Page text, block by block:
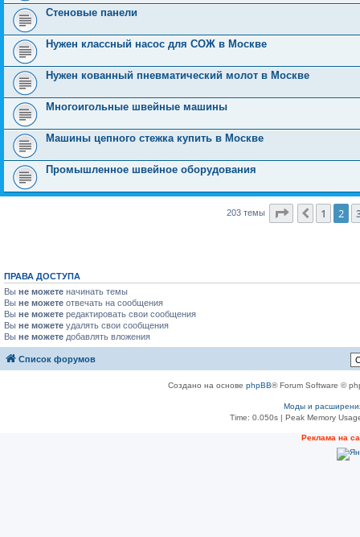
Стеновые панели
Нужен классный насос для СОЖ в Москве
Нужен кованный пневматический молот в Москве
Многоигольные швейные машины
Машины цепного стежка купить в Москве
Промышленное швейное оборудования
203 темы Страница2
Пред.
1 2
ПРАВА ДОСТУПА
Вы не можете начинать темы
Вы не можете отвечать на сообщения
Вы не можете редактировать свои сообщения
Вы не можете удалять свои сообщения
Вы не можете добавлять вложения
Список форумов
Создано на основе phpBB® Forum Software ©
Моды и
Time: 0.050s| Peak Memory
Реклама на